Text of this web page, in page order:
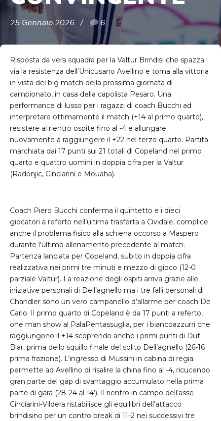
25 Gennaio 2026 6
Risposta da vera squadra per la Valtur Brindisi che spazza
via la resistenza dell’Unicusano Avellino e torna alla vittoria
in vista del big match della prossima giornata di
campionato, in casa della capolista Pesaro. Una
performance di lusso per i ragazzi di coach Bucchi ad
interpretare ottimamente il match (+14 al primo quarto),
resistere al rientro ospite fino al -4 e allungare
nuovamente a raggiungere il +22 nel terzo quarto. Partita
marchiata dai 17 punti sui 21 totali di Copeland nel primo
quarto e quattro uomini in doppia cifra per la Valtur
(Radonjic, Cinciarini e Mouaha).
Coach Piero Bucchi conferma il quintetto e i dieci
giocatori a referto nell’ultima trasferta a Cividale, complice
anche il problema fisico alla schiena occorso a Maspero
durante l’ultimo allenamento precedente al match.
Partenza lanciata per Copeland, subito in doppia cifra
realizzativa nei primi tre minuti e mezzo di gioco (12-0
parziale Valtur). La reazione degli ospiti arriva grazie alle
iniziative personali di Dell’agnello ma i tre falli personali di
Chandler sono un vero campanello d’allarme per coach De
Carlo. Il primo quarto di Copeland è da 17 punti a referto,
one man show al PalaPentassuglia, per i biancoazzurri che
raggiungono il +14 scoprendo anche i primi punti di Dut
Biar, prima dello squillo finale del solito Dell’agnello (26-16
prima frazione). L’ingresso di Mussini in cabina di regia
permette ad Avellino di risalire la china fino al -4, ricucendo
gran parte del gap di svantaggio accumulato nella prima
parte di gara (28-24 al 14’). Il rientro in campo dell’asse
Cinciarini-Vildera ristabilisce gli equilibri dell’attacco
brindisino per un contro break di 11-2 nei successivi tre